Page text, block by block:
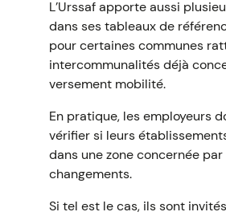
L’Urssaf apporte aussi
dans ses tableaux de
pour certaines communes
intercommunalités déjà
versement mobilité.
En pratique, les employeurs
vérifier si leurs
dans une zone concernée par
changements.
Si tel est le cas, ils sont